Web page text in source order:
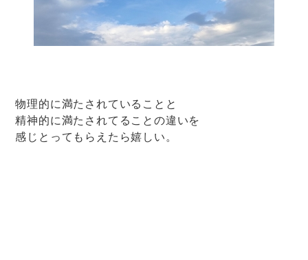
物理的に満たされていることと
精神的に満たされてることの違いを
感じとってもらえたら嬉しい。